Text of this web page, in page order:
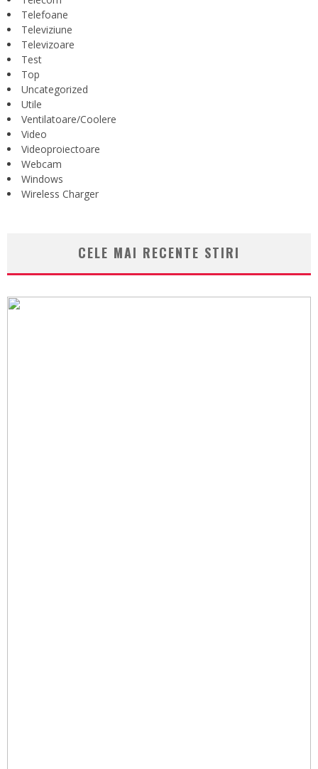
Telefoane
Televiziune
Televizoare
Test
Top
Uncategorized
Utile
Ventilatoare/Coolere
Video
Videoproiectoare
Webcam
Windows
Wireless Charger
CELE MAI RECENTE STIRI